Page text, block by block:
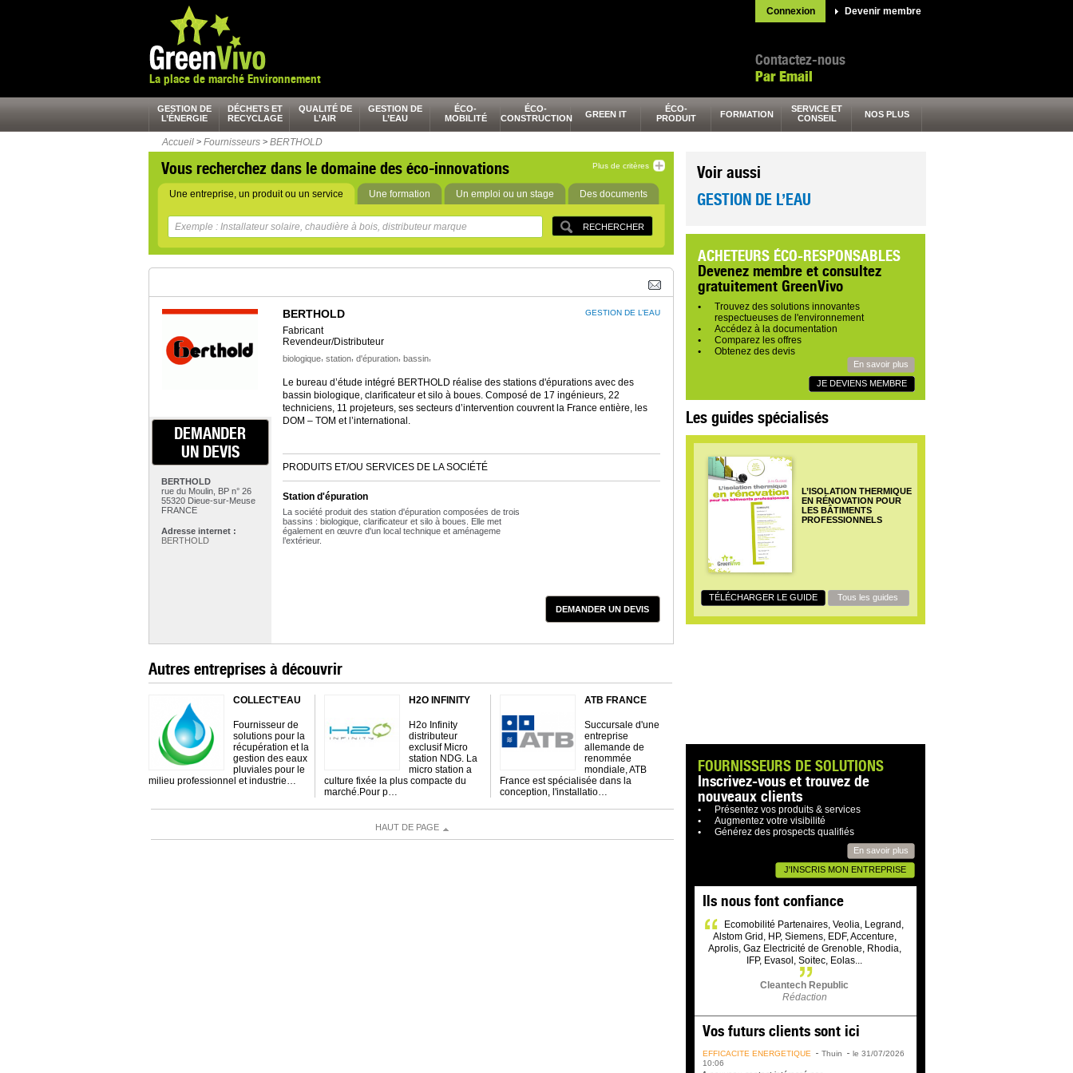
Connexion Devenir membre
Contactez-nous
Par Email
La place de marché Environnement
GESTION DE
L’ÉNERGIE
DÉCHETS ET
RECYCLAGE
QUALITÉ DE
L’AIR
GESTION DE
L’EAU
ÉCO-
MOBILITÉ
ÉCO-
CONSTRUCTION
GREEN IT
ÉCO-
PRODUIT
FORMATION
SERVICE ET
CONSEIL
NOS PLUS
Accueil > Fournisseurs > BERTHOLD
Vous recherchez dans le domaine des éco-innovations Plus de critères
Une entreprise, un produit ou un service Une formation Un emploi ou un stage Des documents
DEMANDER
UN DEVIS
BERTHOLD
rue du Moulin, BP n° 26
55320 Dieue-sur-Meuse
FRANCE
Adresse internet :
BERTHOLD
BERTHOLD
Fabricant
Revendeur/Distributeur
biologique, station, d'épuration, bassin,
GESTION DE L’EAU
Le bureau d’étude intégré BERTHOLD réalise des stations d'épurations avec des
bassin biologique, clarificateur et silo à boues. Composé de 17 ingénieurs, 22
techniciens, 11 projeteurs, ses secteurs d’intervention couvrent la France entière, les
DOM – TOM et l’international.
PRODUITS ET/OU SERVICES DE LA SOCIÉTÉ
DEMANDER UN DEVIS
Station d'épuration
La société produit des station d'épuration composées de trois
bassins : biologique, clarificateur et silo à boues. Elle met
également en œuvre d'un local technique et aménageme
l’extérieur.
Autres entreprises à découvrir
COLLECT'EAU
Fournisseur de
solutions pour la
récupération et la
gestion des eaux
pluviales pour le
milieu professionnel et industrie…
H2O INFINITY
H2o Infinity
distributeur
exclusif Micro
station NDG. La
micro station a
culture fixée la plus compacte du
marché.Pour p…
ATB FRANCE
Succursale d'une
entreprise
allemande de
renommée
mondiale, ATB
France est spécialisée dans la
conception, l'installatio…
HAUT DE PAGE
Voir aussi
GESTION DE L’EAU
ACHETEURS ÉCO-RESPONSABLES
Devenez membre et consultez
gratuitement GreenVivo
Trouvez des solutions innovantes
respectueuses de l'environnement
Accédez à la documentation
Comparez les offres
Obtenez des devis
En savoir plus
JE DEVIENS MEMBRE
Les guides spécialisés
L’ISOLATION THERMIQUE
EN RÉNOVATION POUR
LES BÂTIMENTS
PROFESSIONNELS
TÉLÉCHARGER LE GUIDE Tous les guides
FOURNISSEURS DE SOLUTIONS
Inscrivez-vous et trouvez de
nouveaux clients
Présentez vos produits & services
Augmentez votre visibilité
Générez des prospects qualifiés
En savoir plus
J'INSCRIS MON ENTREPRISE
Ils nous font confiance
Ecomobilité Partenaires, Veolia, Legrand,
Alstom Grid, HP, Siemens, EDF, Accenture,
Aprolis, Gaz Electricité de Grenoble, Rhodia,
IFP, Evasol, Soitec, Eolas...
Cleantech Republic
Rédaction
Vos futurs clients sont ici
EFFICACITÉ ÉNERGÉTIQUE Thuin
le 31/07/2026
10:06